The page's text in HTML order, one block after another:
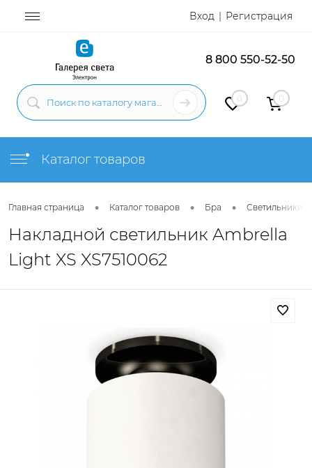
Вход Регистрация
8 800 550-52-50
0 0
Каталог товаров
Главная страница • Каталог товаров • Бра • Светильники
Накладной светильник Ambrella
Light XS XS7510062